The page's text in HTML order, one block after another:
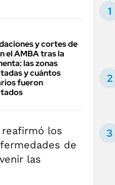
y cortes de
el AMBA tras la
las zonas
y cuántos
fueron
los
de
las